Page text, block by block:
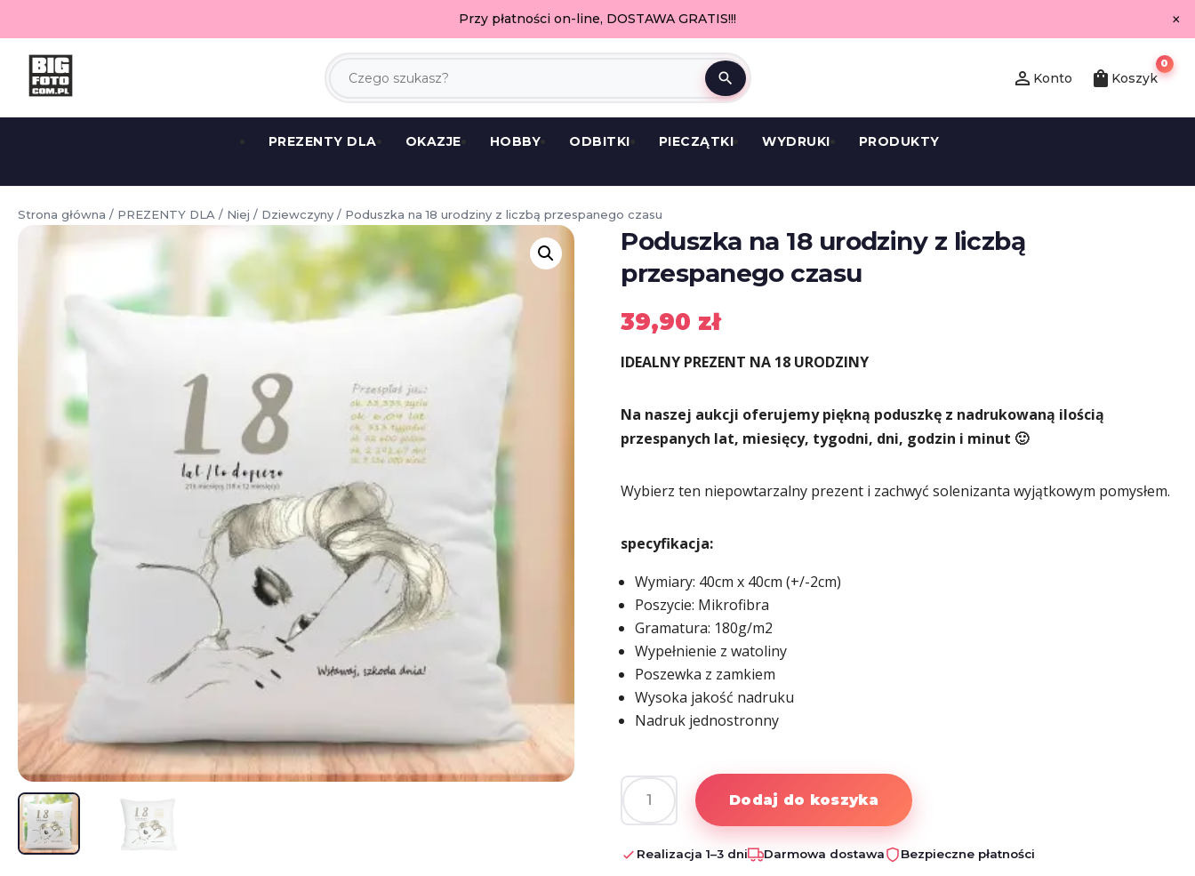
Przy płatności on-line, DOSTAWA GRATIS!!! ×
search person_outline Konto shopping_bag Koszyk
0
PREZENTY DLA OKAZJE HOBBY ODBITKI PIECZĄTKI WYDRUKI PRODUKTY
Strona główna / PREZENTY DLA / Niej / Dziewczyny / Poduszka na 18 urodziny z liczbą przespanego czasu
Poduszka na 18 urodziny z liczbą
przespanego czasu
39,90 zł
IDEALNY PREZENT NA 18 URODZINY
Na naszej aukcji oferujemy piękną poduszkę z nadrukowaną ilością
przespanych lat, miesięcy, tygodni, dni, godzin i minut 🙂
Wybierz ten niepowtarzalny prezent i zachwyć solenizanta wyjątkowym pomysłem.
specyfikacja:
Wymiary: 40cm x 40cm (+/-2cm)
Poszycie: Mikrofibra
Gramatura: 180g/m2
Wypełnienie z watoliny
Poszewka z zamkiem
Wysoka jakość nadruku
Nadruk jednostronny
ilość
Poduszka
na
Dodaj do koszyka
Realizacja 1–3 dni Darmowa dostawa Bezpieczne płatności